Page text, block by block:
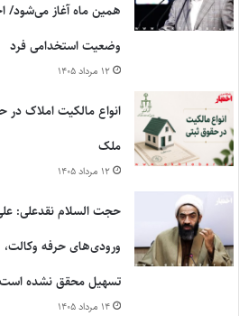
همین ماه آغاز می‌شود/
وضعیت استخدامی فرد
۱۲ مرداد ۱۴۰۵
ملک
۱۲ مرداد ۱۴۰۵
حجت السلام نقدعلی:
ورودی‌های حرفه
تسهیل محقق نشده است
۱۴ مرداد ۱۴۰۵